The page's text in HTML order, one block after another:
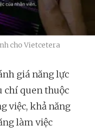
cho Vietcetera
giá năng lực
chí quen thuộc
việc, khả năng
làm việc